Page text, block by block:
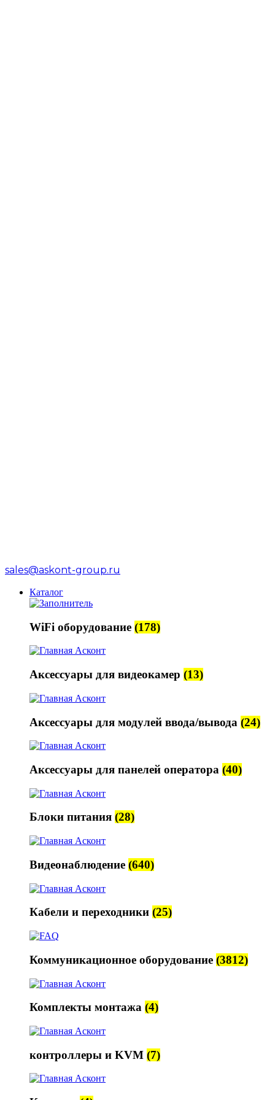
sales@askont-group.ru
Каталог
WiFi оборудование (178)
Аксессуары для видеокамер (13)
Аксессуары для модулей ввода/вывода (24)
Аксессуары для панелей оператора (40)
Блоки питания (28)
Видеонаблюдение (640)
Кабели и переходники (25)
Коммуникационное оборудование (3812)
Комплекты монтажа (4)
контроллеры и KVM (7)